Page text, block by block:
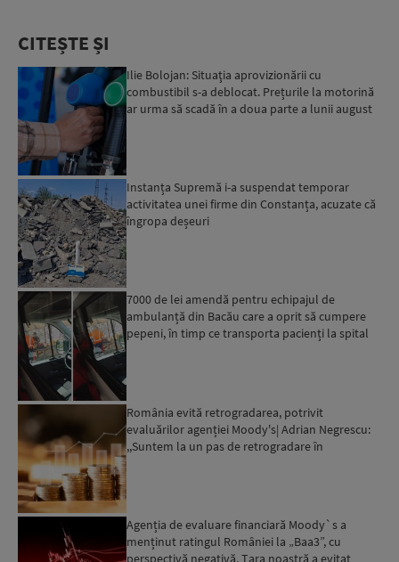
CITEȘTE ȘI
Ilie Bolojan: Situaţia aprovizionării cu
combustibil s-a deblocat. Prețurile la motorină
ar urma să scadă în a doua parte a lunii august
Instanța Supremă i-a suspendat temporar
activitatea unei firme din Constanța, acuzate că
îngropa deșeuri
7000 de lei amendă pentru echipajul de
ambulanță din Bacău care a oprit să cumpere
pepeni, în timp ce transporta pacienți la spital
România evită retrogradarea, potrivit
evaluărilor agenției Moody's| Adrian Negrescu:
,,Suntem la un pas de retrogradare în
Agenția de evaluare financiară Moody`s a
menținut ratingul României la „Baa3”, cu
perspectivă negativă. Țara noastră a evitat